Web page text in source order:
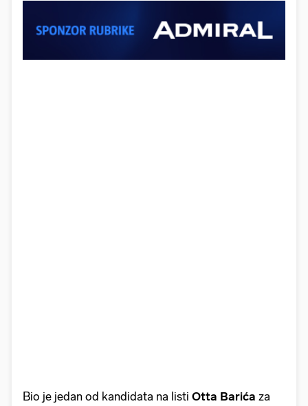
Bio je jedan od kandidata na listi Otta Barića za